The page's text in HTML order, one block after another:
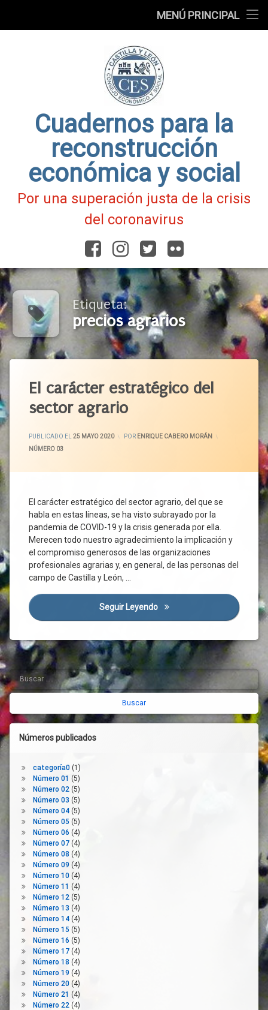
MENÚ PRINCIPAL
Cuadernos para la
reconstrucción
económica y social
Por una superación justa de la crisis
del coronavirus
FacebookInstagram
TwitterFlickr
Etiqueta:
precios agrarios
El carácter estratégico del
sector agrario
PUBLICADO EL 25 MAYO 2020
1 JUNIO 2020
POR ENRIQUE CABERO MORÁN
CATEGORÍAS:
NÚMERO 03
El carácter estratégico del sector agrario, del que se
habla en estas líneas, se ha visto subrayado por la
pandemia de COVID-19 y la crisis generada por ella.
Merecen todo nuestro agradecimiento la implicación y
el compromiso generosos de las organizaciones
profesionales agrarias y, en general, de las personas del
campo de Castilla y León, …
Seguir Leyendo El Carácter Estratégico Del
Abastecimiento
2030
Sana
Alimentos
Apoyo
Público
Banda
Ancha
Calidad
De
Vida
Campo
Castilla
Y León
Comisión
Europea
Covid-
De La
Tierra
De La
Mesa
Desarrollo
Rural
Desinfección
Despoblación
Distribución
Ecosistema
Elaboración
Artesanal
Emigración
Emprendimiento
Estrategia
Factores
De
Producción
Financiación
Pública
Barra
lateral
derecha
Buscar:
Números publicados
categoría0(1)
Número 01 (5)
Número 02(5)
Número 03 (5)
Número 04(5)
Número 05 (5)
Número 06 (4)
Número 07(4)
Número 08 (4)
Número 09 (4)
Número 10(4)
Número 11 (4)
Número 12(5)
Número 13 (4)
Número 14(4)
Número 15 (5)
Número 16 (5)
Número 17(4)
Número 18 (4)
Número 19 (4)
Número 20(4)
Número 21 (4)
Número 22(4)